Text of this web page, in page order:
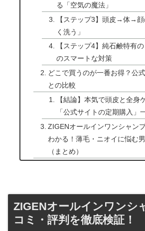
る「空気の魔法」
【ステップ3】頭皮→体→顔
く洗う」
【ステップ4】純石鹸特有
のスマートな対策
どこで買うのが一番お得？公
との比較
【結論】本気で頭皮と全身
「公式サイトの定期購入」
ZIGENオールインワンシャン
わかる！薄毛・ニオイに悩む
（まとめ）
ZIGENオールインワンシ
コミ・評判を徹底検証！